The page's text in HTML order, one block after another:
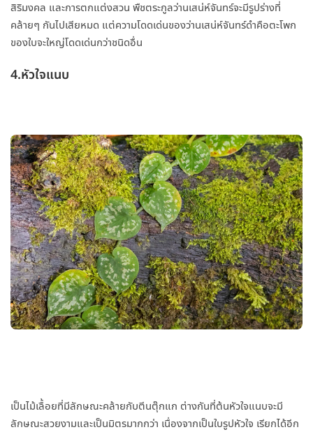
สิริมงคล และการตกแต่งสวน พืชตระกูลว่านเสน่ห์จันทร์จะมีรูปร่างที่
คล้ายๆ กันไปเสียหมด แต่ความโดดเด่นของว่านเสน่ห์จันทร์ดำคือตะโพก
ของใบจะใหญ่โดดเด่นกว่าชนิดอื่น
4.หัวใจแนบ
เป็นไม้เลื้อยที่มีลักษณะคล้ายกับตีนตุ๊กแก ต่างกันที่ต้นหัวใจแนบจะมี
ลักษณะสวยงามและเป็นมิตรมากกว่า เนื่องจากเป็นใบรูปหัวใจ เรียกได้อีก